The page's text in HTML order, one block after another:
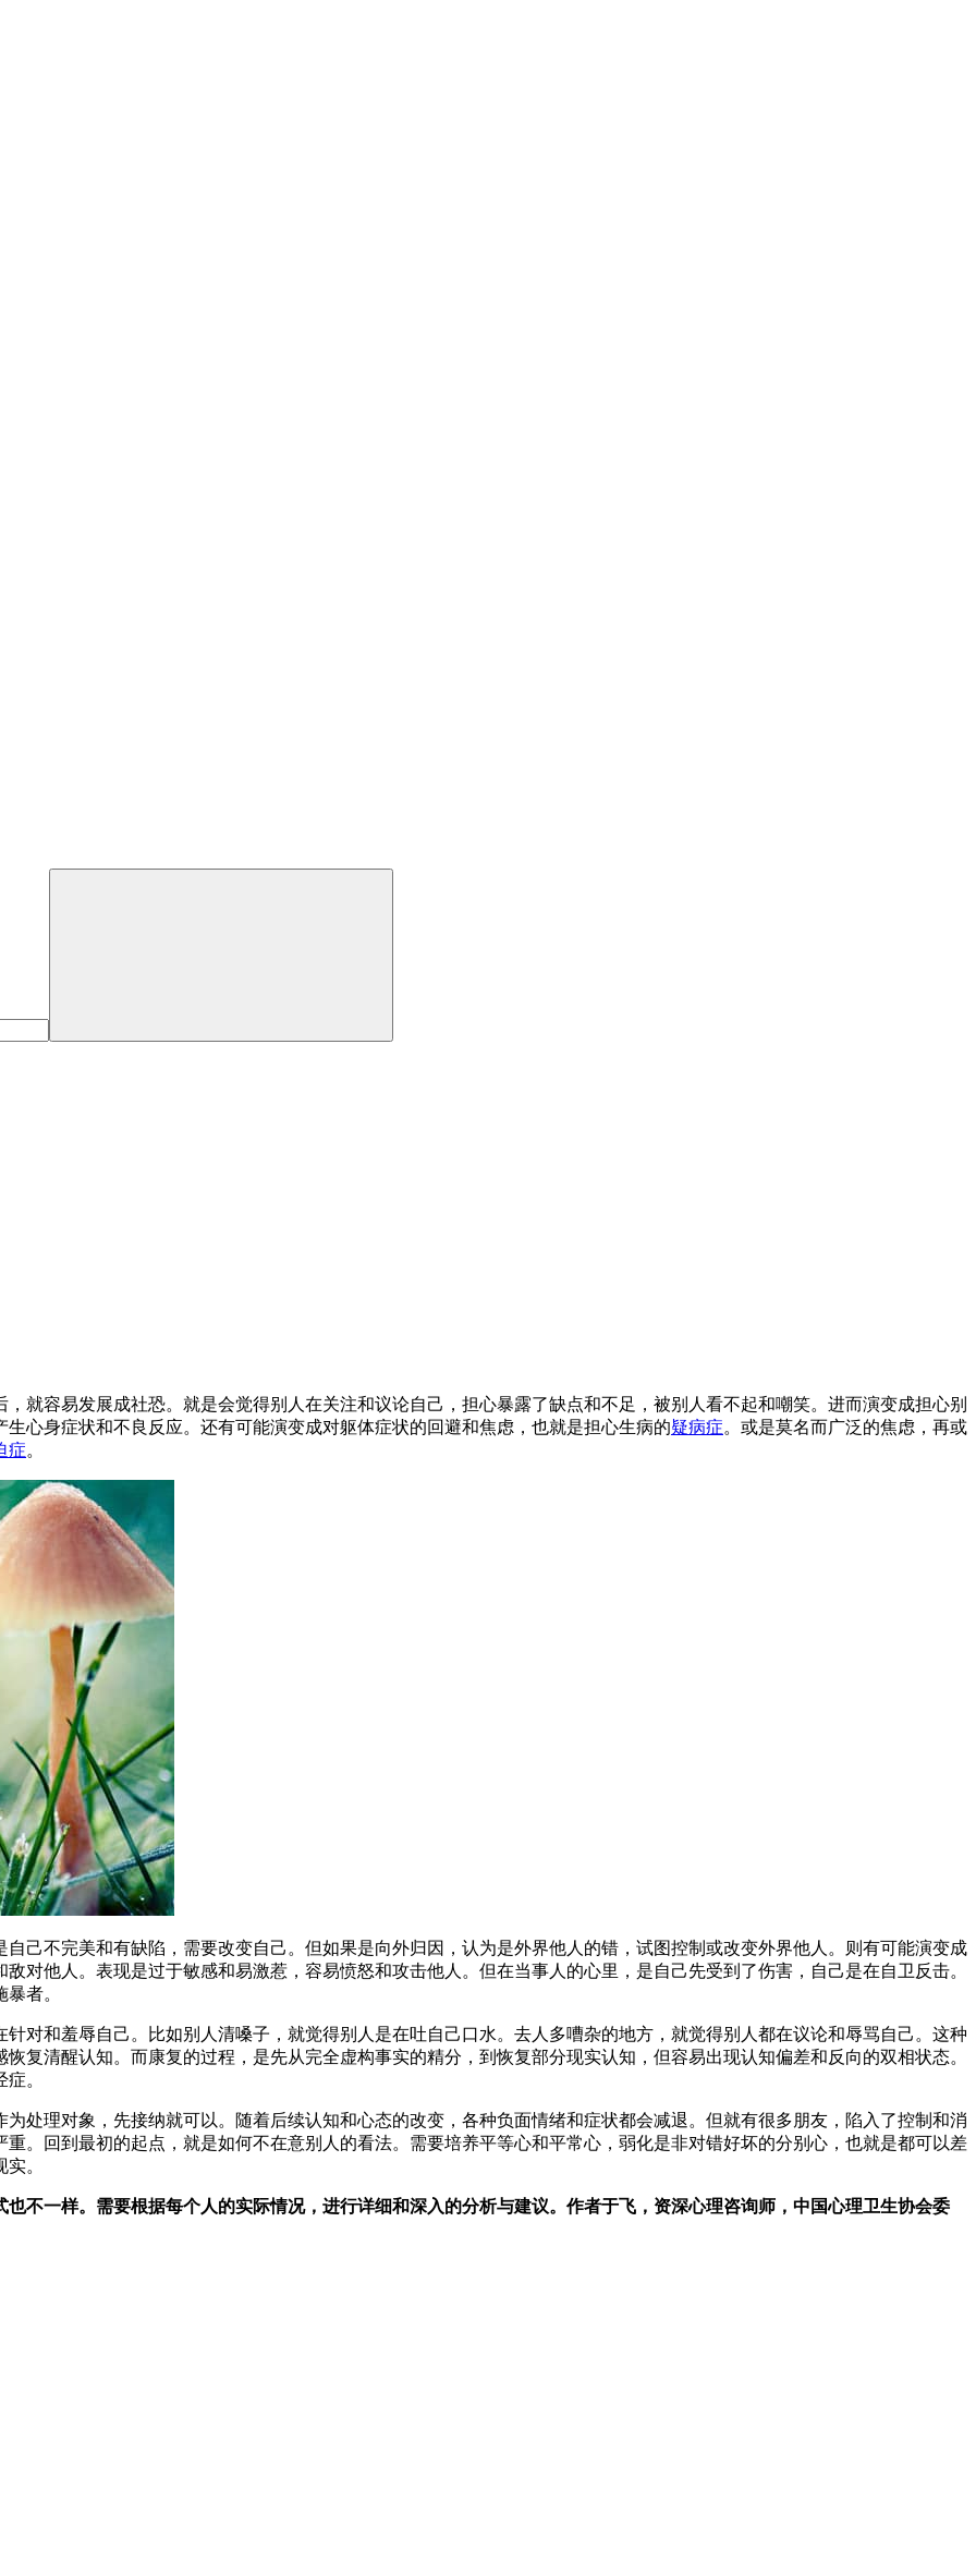
就容易发展成社恐。就是会觉得别人在关注和议论自己，担心暴露了缺点和不足，被别人看不起和嘲笑。进而演变成担心别
心身症状和不良反应。还有可能演变成对躯体症状的回避和焦虑，也就是担心生病的疑病症。或是莫名而广泛的焦虑，再或
症。
己不完美和有缺陷，需要改变自己。但如果是向外归因，认为是外界他人的错，试图控制或改变外界他人。则有可能演变成
对他人。表现是过于敏感和易激惹，容易愤怒和攻击他人。但在当事人的心里，是自己先受到了伤害，自己是在自卫反击。
者。
对和羞辱自己。比如别人清嗓子，就觉得别人是在吐自己口水。去人多嘈杂的地方，就觉得别人都在议论和辱骂自己。这种
复清醒认知。而康复的过程，是先从完全虚构事实的精分，到恢复部分现实认知，但容易出现认知偏差和反向的双相状态。
。
处理对象，先接纳就可以。随着后续认知和心态的改变，各种负面情绪和症状都会减退。但就有很多朋友，陷入了控制和消
。回到最初的起点，就是如何不在意别人的看法。需要培养平等心和平常心，弱化是非对错好坏的分别心，也就是都可以差
。
不一样。需要根据每个人的实际情况，进行详细和深入的分析与建议。作者于飞，资深心理咨询师，中国心理卫生协会委